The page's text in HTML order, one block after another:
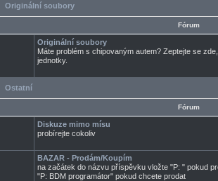
Originální soubory
Fórum
Originální soubory
Máte problém s chipovaným autem? Zeptejte se
jednotky.
Ostatní
Fórum
Diskuze mimo mísu
probírejte cokoliv
BAZAR - Prodám/Koupím
na začátek do názvu příspěvku vložte "P: " pokud
"P: BDM programátor" pokud chcete prodat